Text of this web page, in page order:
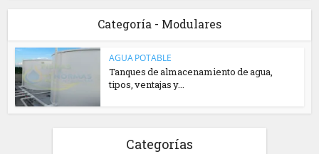
Categoría - Modulares
AGUA POTABLE
Tanques de almacenamiento de agua,
tipos, ventajas y...
Categorías